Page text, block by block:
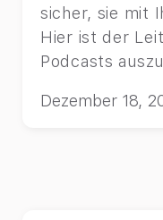
sicher, sie mit
Hier ist der
Podcasts
Dezember 18,